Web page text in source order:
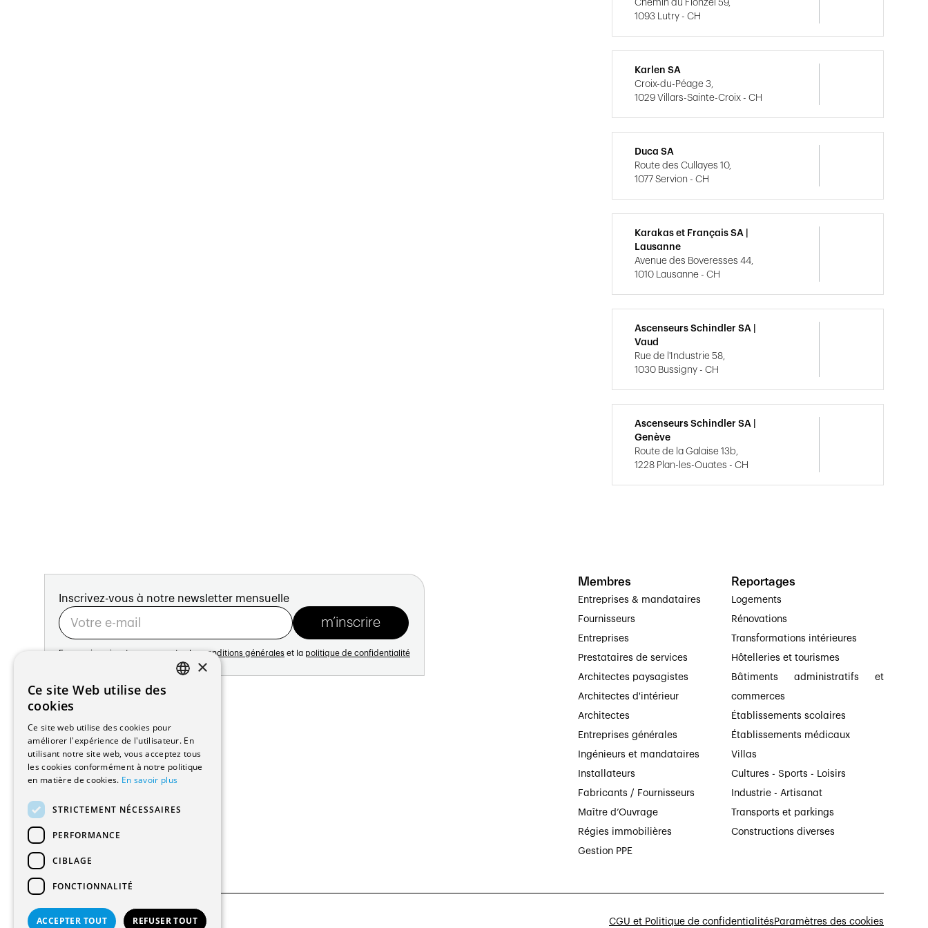
Chemin du Flonzel 59,
1093 Lutry - CH
Karlen SA
Croix-du-Péage 3,
1029 Villars-Sainte-Croix - CH
Duca SA
Route des Cullayes 10,
1077 Servion - CH
Karakas et Français SA |
Lausanne
Avenue des Boveresses 44,
1010 Lausanne - CH
Ascenseurs Schindler SA |
Vaud
Rue de l'Industrie 58,
1030 Bussigny - CH
Ascenseurs Schindler SA |
Genève
Route de la Galaise 13b,
1228 Plan-les-Ouates - CH
Inscrivez-vous à notre newsletter mensuelle
En vous inscrivant vous acceptez les conditions générales et la politique de confidentialité
Adresse:
Avenue de Longemalle 21
1020 Renens
Suisse
Contact:
Édition: +41 21 635 16 82
Plateforme: +41 21 631 10 50
info@architectes.ch
Membres
Entreprises & mandataires
Fournisseurs
Entreprises
Prestataires de services
Architectes paysagistes
Architectes d'intérieur
Architectes
Entreprises générales
Ingénieurs et mandataires
Installateurs
Fabricants / Fournisseurs
Maître d’Ouvrage
Régies immobilières
Gestion PPE
Reportages
Logements
Rénovations
Transformations intérieures
Hôtelleries et tourismes
Bâtiments administratifs et
commerces
Établissements scolaires
Établissements médicaux
Villas
Cultures - Sports - Loisirs
Industrie - Artisanat
Transports et parkings
Constructions diverses
© 2026 Tous droits réservés CGU et Politique de confidentialités Paramètres des cookies
×
Ce site Web utilise des
cookies
Ce site web utilise des cookies pour
améliorer l'expérience de l'utilisateur. En
utilisant notre site web, vous acceptez tous
les cookies conformément à notre politique
en matière de cookies. En savoir plus
STRICTEMENT NÉCESSAIRES
PERFORMANCE
CIBLAGE
FONCTIONNALITÉ
ACCEPTER TOUT REFUSER TOUT